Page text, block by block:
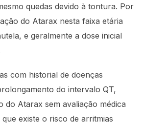
quedas devido à tontura. Por
do Atarax nesta faixa etária
e geralmente a dose inicial
com historial de doenças
do intervalo QT,
do Atarax sem avaliação médica
existe o risco de arritmias